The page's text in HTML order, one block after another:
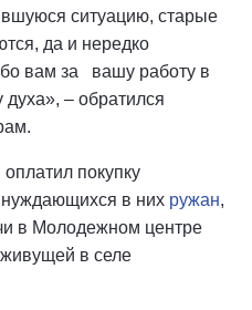
ситуацию, старые
да и нередко
вам за вашу работу в
духа», – обратился
покупку
в них ружан,
в Молодежном центре
в селе